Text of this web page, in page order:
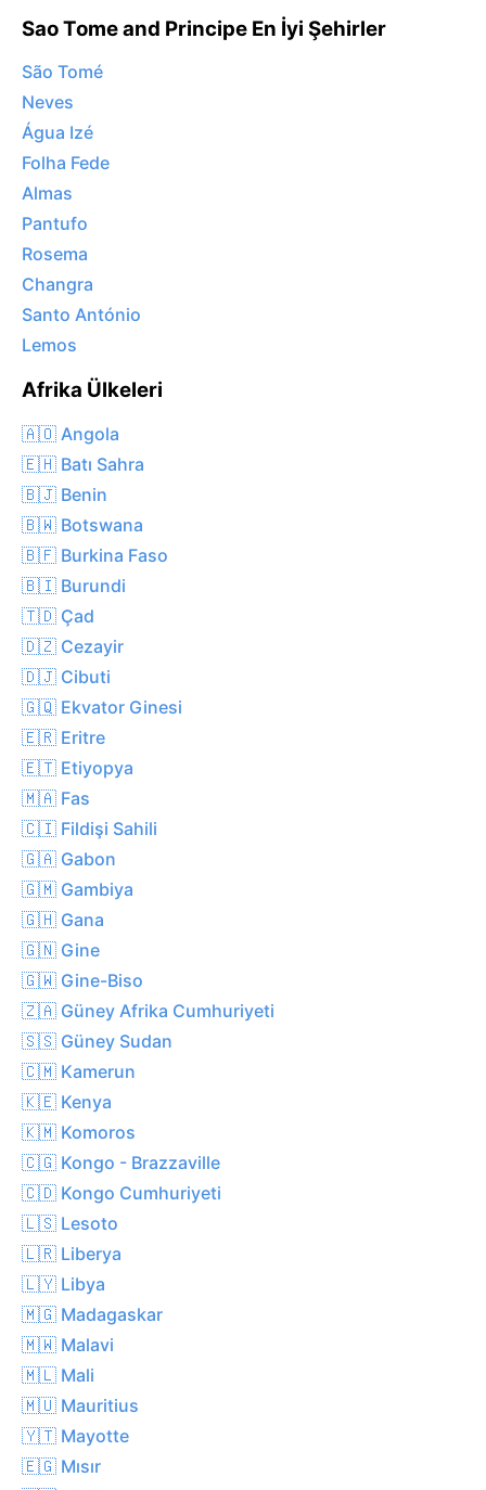
Sao Tome and Principe En İyi Şehirler
São Tomé
Neves
Água Izé
Folha Fede
Almas
Pantufo
Rosema
Changra
Santo António
Lemos
Afrika Ülkeleri
🇦🇴 Angola
🇪🇭 Batı Sahra
🇧🇯 Benin
🇧🇼 Botswana
🇧🇫 Burkina Faso
🇧🇮 Burundi
🇹🇩 Çad
🇩🇿 Cezayir
🇩🇯 Cibuti
🇬🇶 Ekvator Ginesi
🇪🇷 Eritre
🇪🇹 Etiyopya
🇲🇦 Fas
🇨🇮 Fildişi Sahili
🇬🇦 Gabon
🇬🇲 Gambiya
🇬🇭 Gana
🇬🇳 Gine
🇬🇼 Gine-Biso
🇿🇦 Güney Afrika Cumhuriyeti
🇸🇸 Güney Sudan
🇨🇲 Kamerun
🇰🇪 Kenya
🇰🇲 Komoros
🇨🇬 Kongo - Brazzaville
🇨🇩 Kongo Cumhuriyeti
🇱🇸 Lesoto
🇱🇷 Liberya
🇱🇾 Libya
🇲🇬 Madagaskar
🇲🇼 Malavi
🇲🇱 Mali
🇲🇺 Mauritius
🇾🇹 Mayotte
🇪🇬 Mısır